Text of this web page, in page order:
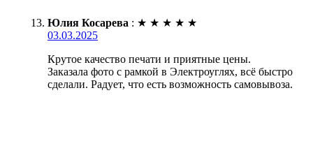
Юлия Косарева : ★ ★ ★ ★ ★
03.03.2025
Крутое качество печати и приятные цены.
Заказала фото с рамкой в Электроуглях, всё быстро
сделали. Радует, что есть возможность самовывоза.